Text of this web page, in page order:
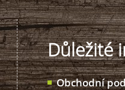
Důležité
Obchodní